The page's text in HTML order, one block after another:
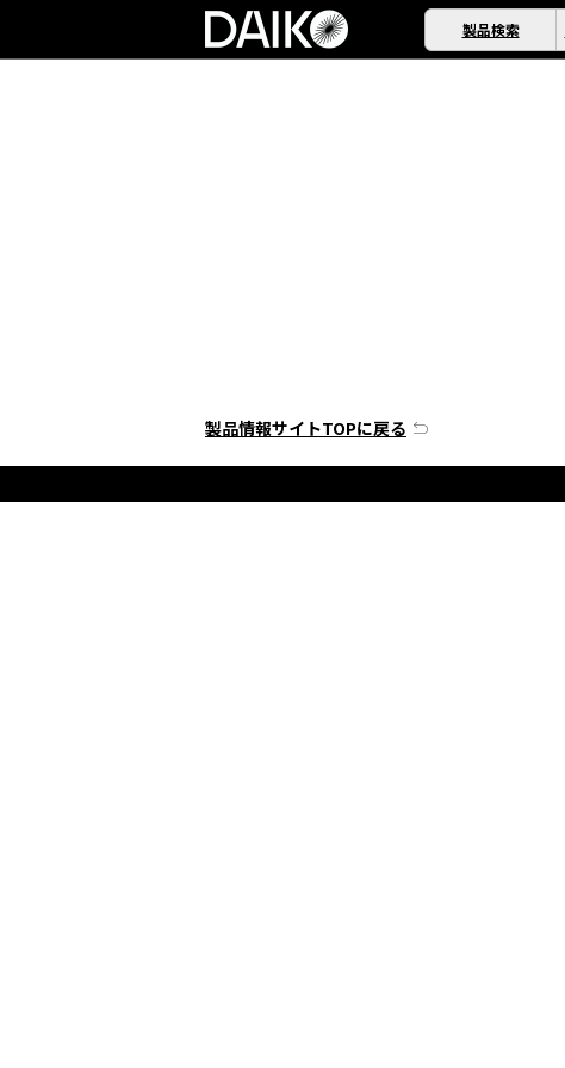
製品検索
製品情報サイトTOPに戻る